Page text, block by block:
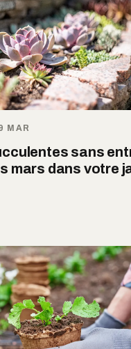
MAR
sans
mars dans votre